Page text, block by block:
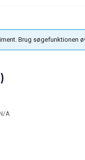
Brug søgefunktionen
A